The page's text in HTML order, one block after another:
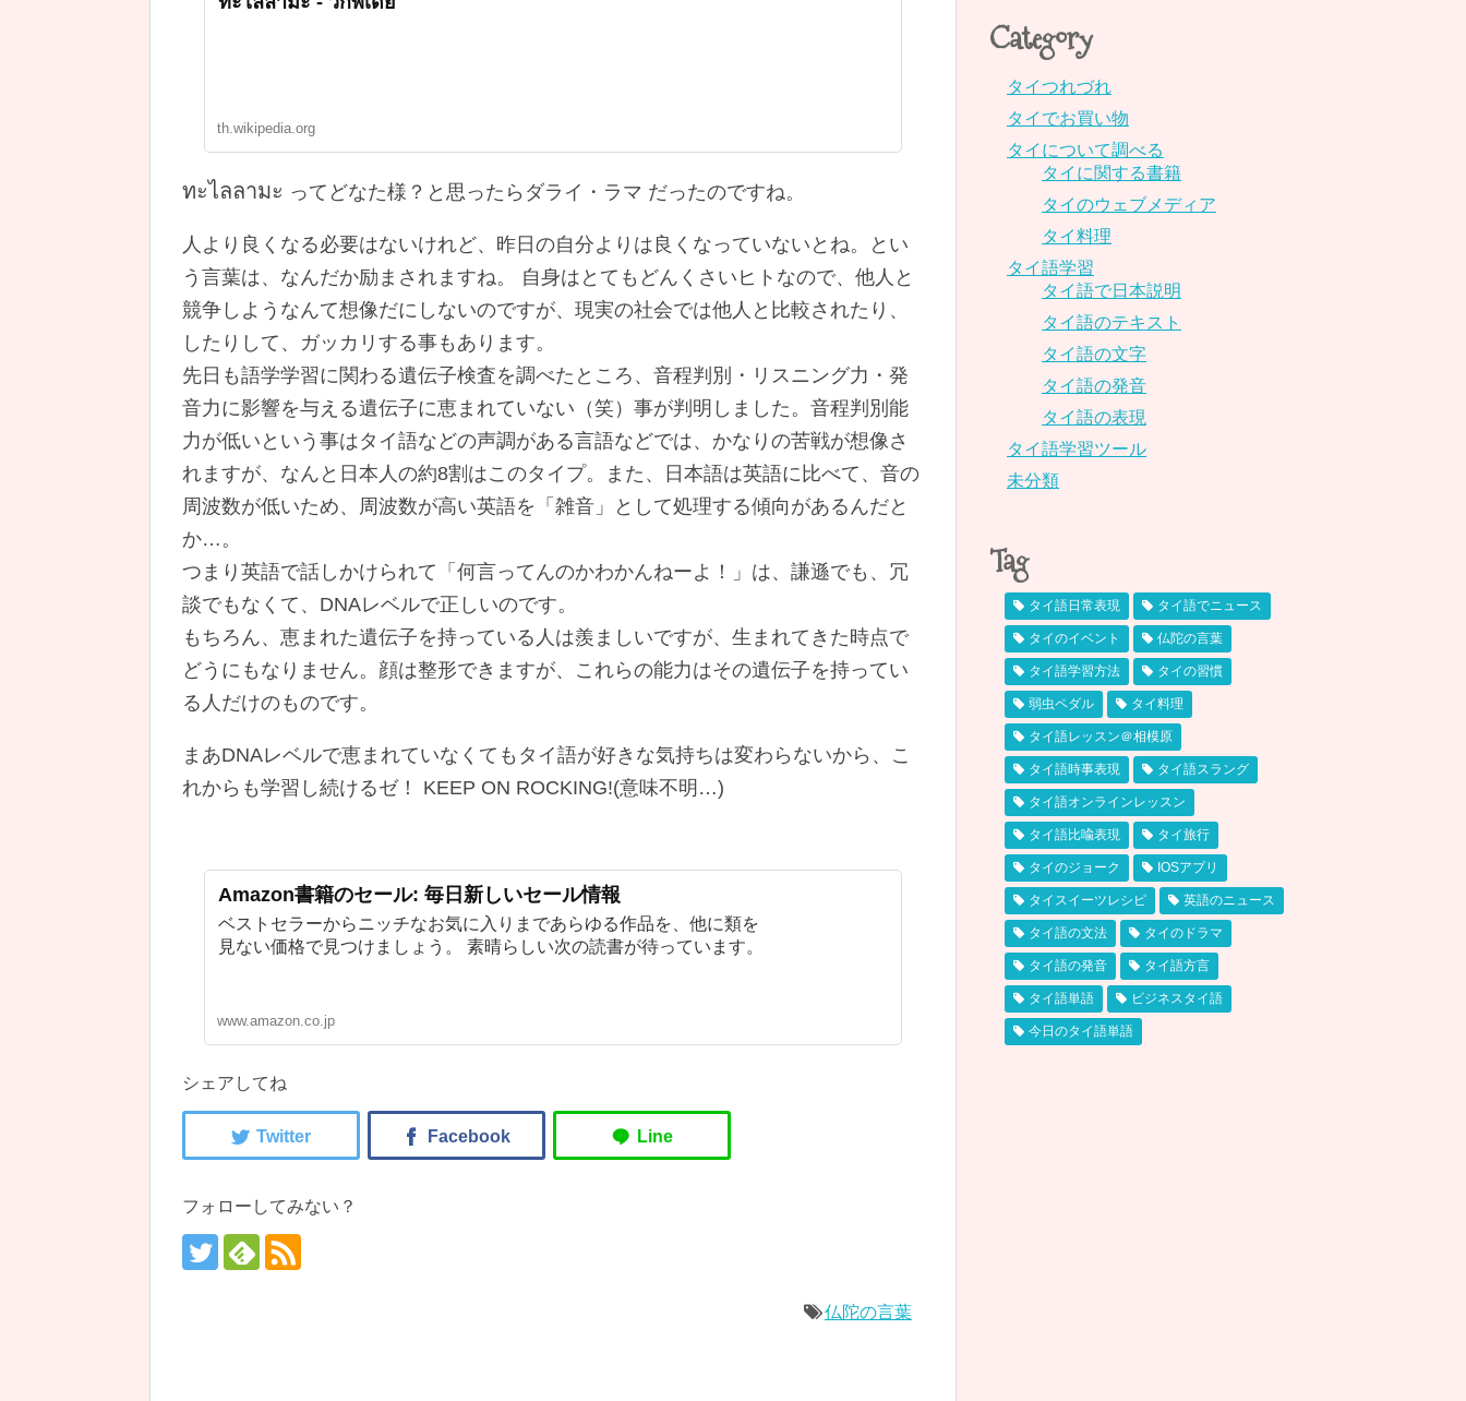
th.wikipedia.org
ทะไลลามะ ってどなた様？と思ったらダライ・ラマ だったのですね。
人より良くなる必要はないけれど、昨日の自分よりは良くなっていないとね。とい
う言葉は、なんだか励まされますね。 自身はとてもどんくさいヒトなので、他人と
競争しようなんて想像だにしないのですが、現実の社会では他人と比較されたり、
したりして、ガッカリする事もあります。
先日も語学学習に関わる遺伝子検査を調べたところ、音程判別・リスニング力・発
音力に影響を与える遺伝子に恵まれていない（笑）事が判明しました。音程判別能
力が低いという事はタイ語などの声調がある言語などでは、かなりの苦戦が想像さ
れますが、なんと日本人の約8割はこのタイプ。また、日本語は英語に比べて、音の
周波数が低いため、周波数が高い英語を「雑音」として処理する傾向があるんだと
か…。
つまり英語で話しかけられて「何言ってんのかわかんねーよ！」は、謙遜でも、冗
談でもなくて、DNAレベルで正しいのです。
もちろん、恵まれた遺伝子を持っている人は羨ましいですが、生まれてきた時点で
どうにもなりません。顔は整形できますが、これらの能力はその遺伝子を持ってい
る人だけのものです。
まあDNAレベルで恵まれていなくてもタイ語が好きな気持ちは変わらないから、こ
れからも学習し続けるゼ！ KEEP ON ROCKING!(意味不明…)
Amazon書籍のセール: 毎日新しいセール情報
ベストセラーからニッチなお気に入りまであらゆる作品を、他に類を
見ない価格で見つけましょう。 素晴らしい次の読書が待っています。
www.amazon.co.jp
シェアしてね
フォローしてみない？
仏陀の言葉
Category
タイつれづれ
タイでお買い物
タイについて調べる
タイに関する書籍
タイのウェブメディア
タイ料理
タイ語学習
タイ語で日本説明
タイ語のテキスト
タイ語の文字
タイ語の発音
タイ語の表現
タイ語学習ツール
未分類
Tag
タイ語日常表現 タイ語でニュース
タイのイベント 仏陀の言葉
タイ語学習方法 タイの習慣
弱虫ペダル タイ料理
タイ語レッスン＠相模原
タイ語時事表現 タイ語スラング
タイ語オンラインレッスン
タイ語比喩表現 タイ旅行
タイのジョーク IOSアプリ
タイスイーツレシピ 英語のニュース
タイ語の文法 タイのドラマ
タイ語の発音 タイ語方言
タイ語単語 ビジネスタイ語
今日のタイ語単語